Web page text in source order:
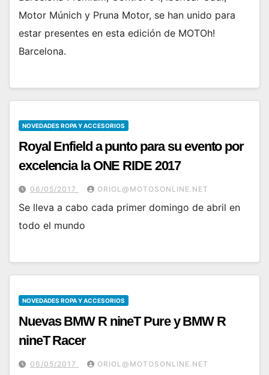
Motor Múnich y Pruna Motor, se han unido para
estar presentes en esta edición de MOTOh!
Barcelona.
NOVEDADES ROPA Y ACCESORIOS
Royal Enfield a punto para su evento por
excelencia la ONE RIDE 2017
06/05/2017 ORIOL@MOTOSONLINE.NET
Se lleva a cabo cada primer domingo de abril en
todo el mundo
NOVEDADES ROPA Y ACCESORIOS
Nuevas BMW R nineT Pure y BMW R
nineT Racer
06/05/2017 ORIOL@MOTOSONLINE.NET